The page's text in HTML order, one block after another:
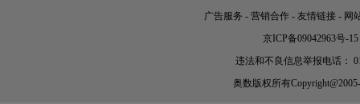
广告服务 - 营销合作 - 友情链接 - 网
京ICP备09042963号-15
违法和不良信息举报电话：
奥数 版权所有